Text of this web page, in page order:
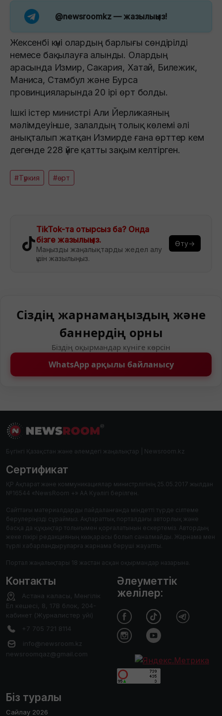
@newsroomkz — жазылыңыз!
Жексенбі күні олардың барлығы сөндірілді
немесе бақылауға алынды. Олардың
арасында Измир, Сакария, Хатай, Билежик,
Маниса, Стамбул және Бурса
провинцияларында 20 ірі өрт болды.
Ішкі істер министрі Али Йерликаяның
мәлімдеуінше, залалдың толық көлемі әлі
анықталып жатқан Измирде ғана өрттер кем
дегенде 228 үйге қатты зақым келтірген.
#Түркия #өрт
TikTok-та отырсыз ба? Онда
бізге жазылыңыз.
Маңызды жаңалықтарды жедел алу
үшін жазылыңыз.
Өту→
Сіздің жарнамаңыздың және
баннердің орны
Біздің оқырмандар күніге көрсін
WhatsApp арқылы байланысу
Бүгінгі Қазақстан және әлемдегі жаңалықтар | Newsroom.kz
Сертификат
ҚР Ақпарат және коммуникациялар министрлігінің 25.05.2017 жылдан
№16544 «NewsRoom +» АА Куәлігі берілген.
Сайттағы материалдарды пайдаланғанда міндетті түрде сілтеме
берулеріңізді сұраймыз. Ақпараттық порталдағы авторлық және
басқа да құқықтар толығымен қорғалатынын ескертеміз. Автордың
жеке пікірі редакцияның көзқарасы болып саналмайды. Жарнама мен
түрлі хабарландыруларға жарнама беруші жауапты.
Портал жаңалықтары 18 жастан асқан оқырмандар назарына.
Контакты
Астана каласы, Менгілік
Ел кешесі, 8, 17В блок, 204-
кабинет (Журналистер уйі)
+7 705 721 8114
info@newsroom.kz
newsroomqaz@gmail.com
Біз туралы
Сайлау 2026
Әлеуметтік
желілер: